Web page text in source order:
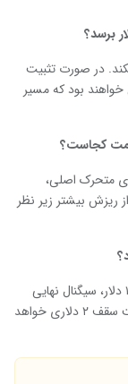
با قدرت بشکند. در صورت تثبیت
دلار در دسترس خواهند بود که مسیر
کجاست؟
متحرک اصلی،
ریزش بیشتر زیر نظر
تحلیلگران معتقدند بسته شدن قیمت بالای سطح ۱.۶۱ دلار، سیگنال نهایی
برای تغییر روند از نزولی به صعودی و حرکت به سمت سقف ۲ دلاری خواهد